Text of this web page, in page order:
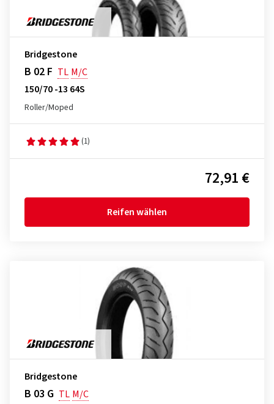
Bridgestone
B 02 F TL M/C
150/70 -13 64S
Roller/Moped
(1)
72,91 €
Reifen wählen
Bridgestone
B 03 G TL M/C